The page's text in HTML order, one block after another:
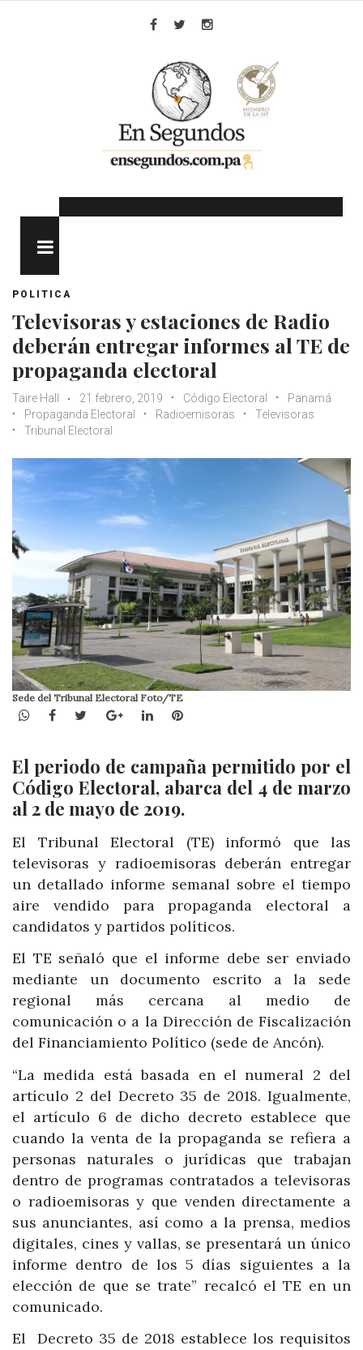
POLITICA
Televisoras y estaciones de Radio
deberán entregar informes al TE de
propaganda electoral
Taire Hall 21 febrero, 2019 Código Electoral
Panamá
Propaganda Electoral
Radioemisoras
Televisoras
Tribunal Electoral
Sede del Tribunal Electoral Foto/TE
WhatsApp
Facebook
TwitterGoogle+LinkedInPinterest
El periodo de campaña permitido por el
Código Electoral, abarca del 4 de marzo
al 2 de mayo de 2019.
El Tribunal Electoral (TE) informó que las
televisoras y radioemisoras deberán entregar
un detallado informe semanal sobre el tiempo
aire vendido para propaganda electoral a
candidatos y partidos políticos.
El TE señaló que el informe debe ser enviado
mediante un documento escrito a la sede
regional más cercana al medio de
comunicación o a la Dirección de Fiscalización
del Financiamiento Político (sede de Ancón).
“La medida está basada en el numeral 2 del
artículo 2 del Decreto 35 de 2018. Igualmente,
el artículo 6 de dicho decreto establece que
cuando la venta de la propaganda se refiera a
personas naturales o jurídicas que trabajan
dentro de programas contratados a televisoras
o radioemisoras y que venden directamente a
sus anunciantes, así como a la prensa, medios
digitales, cines y vallas, se presentará un único
informe dentro de los 5 días siguientes a la
elección de que se trate” recalcó el TE en un
comunicado.
El Decreto 35 de 2018 establece los requisitos